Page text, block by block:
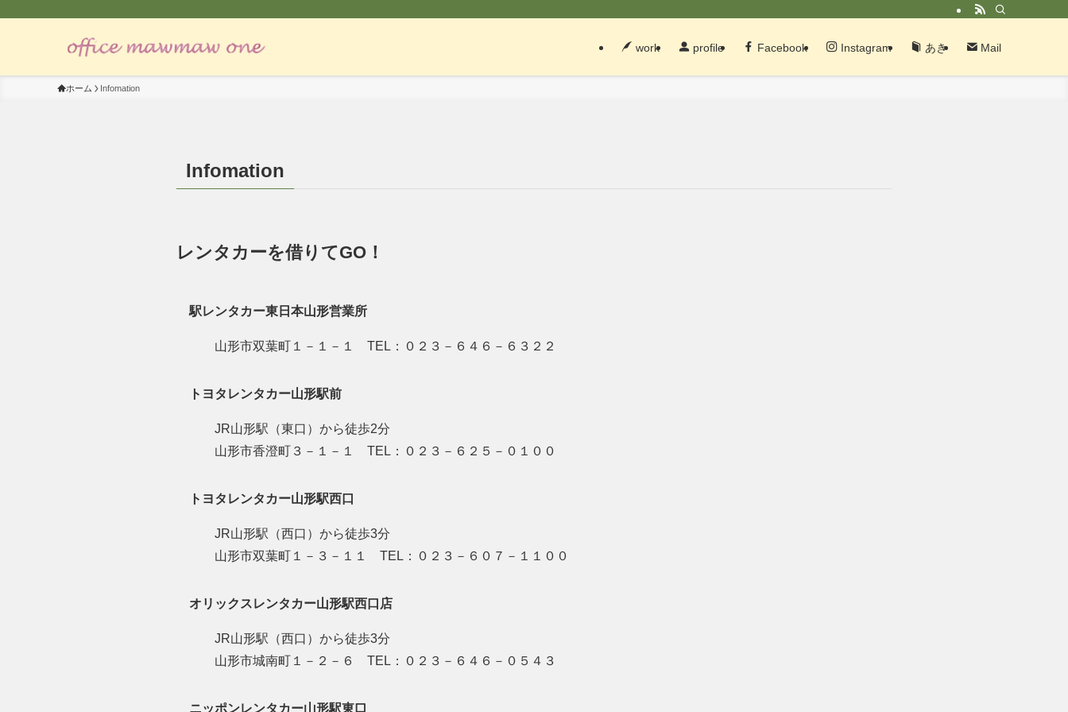
work profile Facebook Instagram あき Mail
ホーム Infomation
Infomation
レンタカーを借りてGO！
駅レンタカー東日本山形営業所
山形市双葉町１－１－１ TEL：０２３－６４６－６３２２
トヨタレンタカー山形駅前
JR山形駅（東口）から徒歩2分
山形市香澄町３－１－１ TEL：０２３－６２５－０１００
トヨタレンタカー山形駅西口
JR山形駅（西口）から徒歩3分
山形市双葉町１－３－１１ TEL：０２３－６０７－１１００
オリックスレンタカー山形駅西口店
JR山形駅（西口）から徒歩3分
山形市城南町１－２－６ TEL：０２３－６４６－０５４３
ニッポンレンタカー山形駅東口